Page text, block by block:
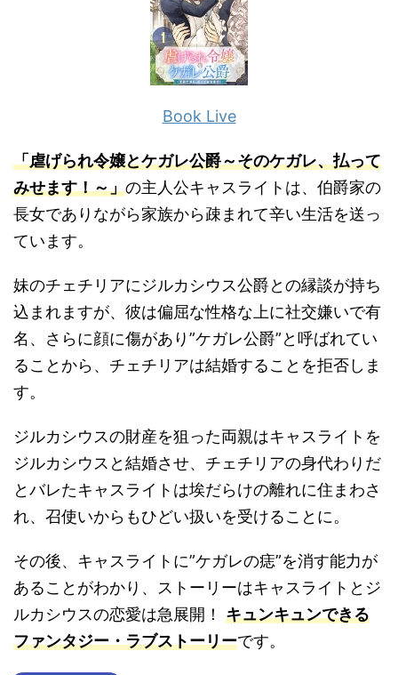
Book Live
「虐げられ令嬢とケガレ公爵～そのケガレ、払って
みせます！～」の主人公キャスライトは、伯爵家の
長女でありながら家族から疎まれて辛い生活を送っ
ています。
妹のチェチリアにジルカシウス公爵との縁談が持ち
込まれますが、彼は偏屈な性格な上に社交嫌いで有
名、さらに顔に傷があり”ケガレ公爵”と呼ばれてい
ることから、チェチリアは結婚することを拒否しま
す。
ジルカシウスの財産を狙った両親はキャスライトを
ジルカシウスと結婚させ、 チェチリアの身代わりだ
とバレたキャスライトは埃だらけの離れに住まわさ
れ、召使いからもひどい扱いを受けることに。
その後、キャスライトに”ケガレの痣”を消す能力が
あることがわかり、ストーリーはキャスライトとジ
ルカシウスの恋愛は急展開！
キュンキュンできる
ファンタジー・ラブストーリーです。